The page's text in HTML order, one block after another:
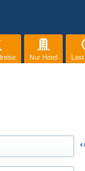
Nur Hotel